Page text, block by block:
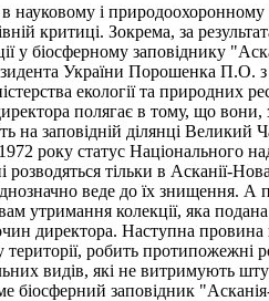
в науковому і
критиці. Зокрема, за
у біосферному заповіднику
України Порошенка П.О. з
екології та природних
полягає в тому, що
на заповідній ділянці
року статус Національного
розводяться тільки в Асканії-
веде до їх знищення. А
утримання колекції, яка
директора. Наступна
робить протипожежні
видів, які не витримують
біосферний заповідник